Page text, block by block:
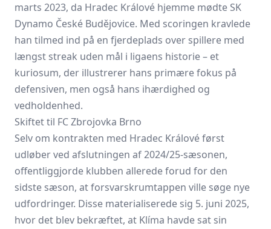
marts 2023, da Hradec Králové hjemme mødte SK
Dynamo České Budějovice. Med scoringen kravlede
han tilmed ind på en fjerdeplads over spillere med
længst streak uden mål i ligaens historie – et
kuriosum, der illustrerer hans primære fokus på
defensiven, men også hans ihærdighed og
vedholdenhed.
Skiftet til FC Zbrojovka Brno
Selv om kontrakten med Hradec Králové først
udløber ved afslutningen af 2024/25-sæsonen,
offentliggjorde klubben allerede forud for den
sidste sæson, at forsvarskrumtappen ville søge nye
udfordringer. Disse materialiserede sig 5. juni 2025,
hvor det blev bekræftet, at Klíma havde sat sin